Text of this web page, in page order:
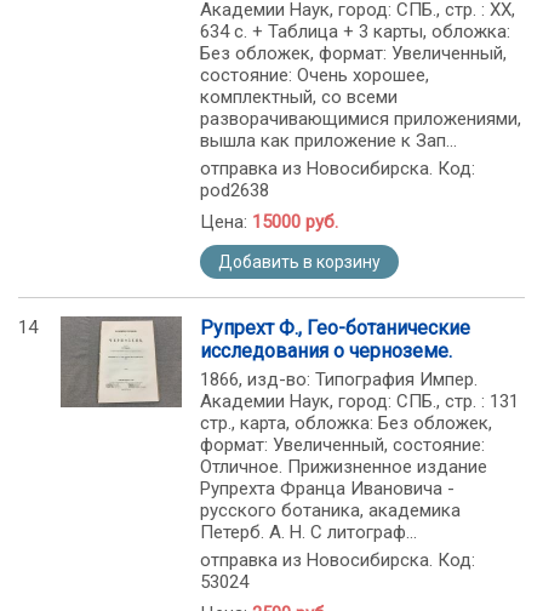
Академии Наук, город: СПБ., стр. : ХХ,
634 с. + Таблица + 3 карты, обложка:
Без обложек, формат: Увеличенный,
состояние: Очень хорошее,
комплектный, со всеми
разворачивающимися приложениями,
вышла как приложение к Зап...
отправка из Новосибирска. Код:
pod2638
Цена: 15000 руб.
Добавить в корзину
14
Рупрехт Ф., Гео-ботанические
исследования о черноземе.
1866, изд-во: Типография Импер.
Академии Наук, город: СПБ., стр. : 131
стр., карта, обложка: Без обложек,
формат: Увеличенный, состояние:
Отличное. Прижизненное издание
Рупрехта Франца Ивановича -
русского ботаника, академика
Петерб. А. Н. С литограф...
отправка из Новосибирска. Код:
53024